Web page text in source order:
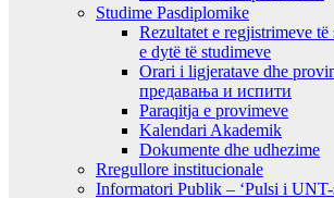
Studime Pasdiplomike
Rezultatet e regjistrimeve
e dytë të studimeve
Orari i ligjeratave dhe
предавањa и испити
Paraqitja e provimeve
Kalendari Akademik
Dokumente dhe udhezime
Rregullore institucionale
Informatori Publik – ‘Pulsi i UNT-